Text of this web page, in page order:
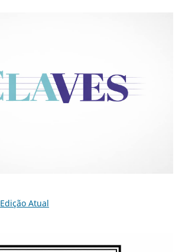
Edição Atual